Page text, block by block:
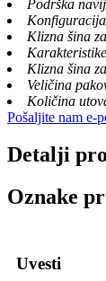
Podrška
Klizna šina
Klizna šina
Veličina
Količina
Pošaljite nam e-
Detalji
Oznake
Uvesti